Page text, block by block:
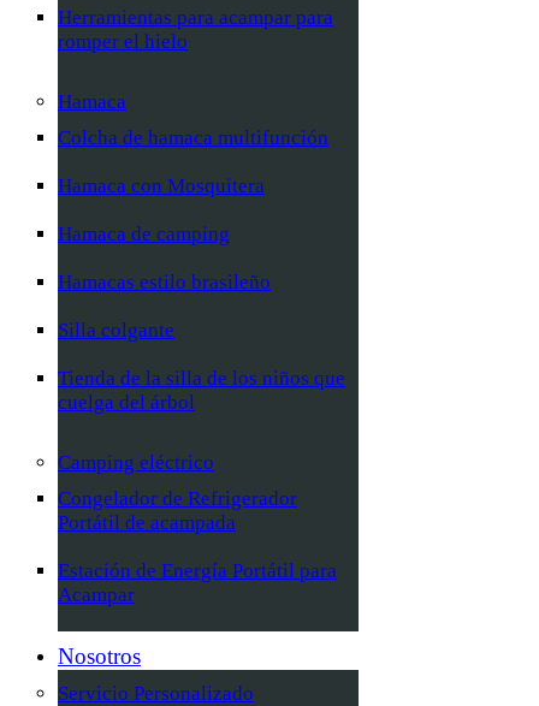
Herramientas para acampar para
romper el hielo
Hamaca
Colcha de hamaca multifunción
Hamaca con Mosquitera
Hamaca de camping
Hamacas estilo brasileño
Silla colgante
Tienda de la silla de los niños que
cuelga del árbol
Camping eléctrico
Congelador de Refrigerador
Portátil de acampada
Estación de Energía Portátil para
Acampar
Nosotros
Servicio Personalizado